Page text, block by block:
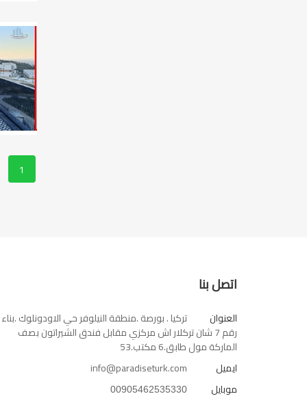
1
اتصل بنا
العنوان
تركيا . بورصة .منطقة النيلوفر حي الاودونلوك .بناء
رقم 7 شان تركلار اش مركزي مقابل فندق الشيراتون بصف
الماركة مول طابق.6 مكتب.53
ايميل
info@paradiseturk.com
موبايل
00905462535330